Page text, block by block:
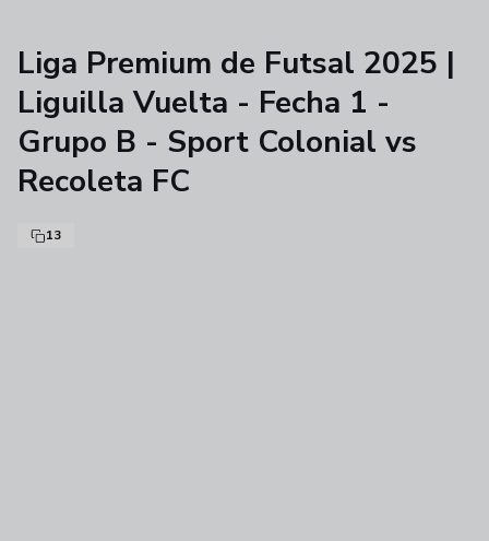
Liga Premium de Futsal 2025 |
Liguilla Vuelta - Fecha 1 -
Grupo B - Sport Colonial vs
Recoleta FC
13